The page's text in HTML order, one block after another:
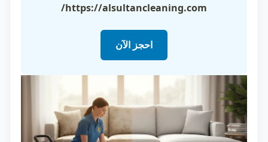
https://alsultancleaning.com/
احجز الآن